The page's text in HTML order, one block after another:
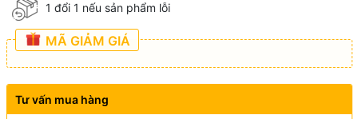
1 đổi 1 nếu sản phẩm lỗi
MÃ GIẢM GIÁ
Tư vấn mua hàng